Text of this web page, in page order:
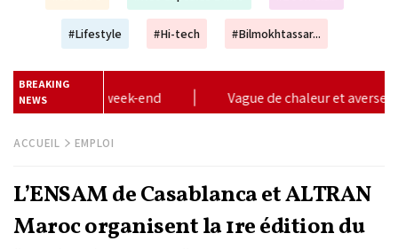
#Lifestyle #Hi-tech #Bilmokhtassar...
BREAKING
NEWS
de chaleur et averses orageuses de vendredi à dimanche
ACCUEIL EMPLOI
L’ENSAM de Casablanca et ALTRAN
Maroc organisent la 1re édition du